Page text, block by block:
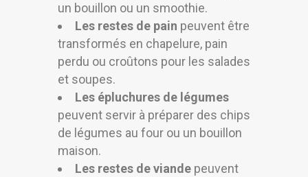
un bouillon ou un smoothie.
Les restes de pain peuvent être
transformés en chapelure, pain
perdu ou croûtons pour les salades
et soupes.
Les épluchures de légumes
peuvent servir à préparer des chips
de légumes au four ou un bouillon
maison.
Les restes de viande peuvent